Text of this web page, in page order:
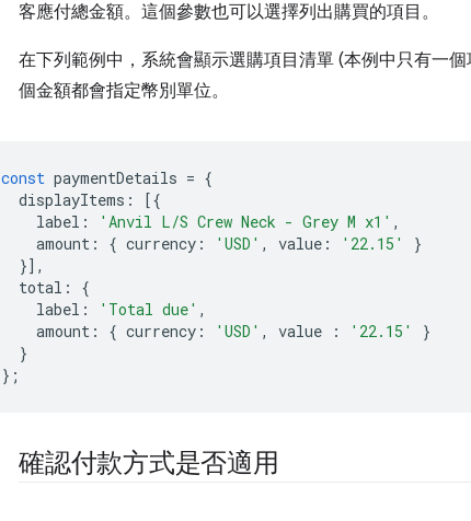
客應付總金額。這個參數也可以選擇列出購買的項目。
在下列範例中，系統會顯示選購項目清單 (本例中只有一
個金額都會指定幣別單位。
const paymentDetails = {
displayItems :
[{
label : 'Anvil L/S Crew Neck - Grey M x1' ,
amount : { currency : 'USD' , value : '22.15'
}
}],
total :
{
label : 'Total due' ,
amount : { currency : 'USD' , value : '22.15'
}
}
};
確認付款方式是否適用